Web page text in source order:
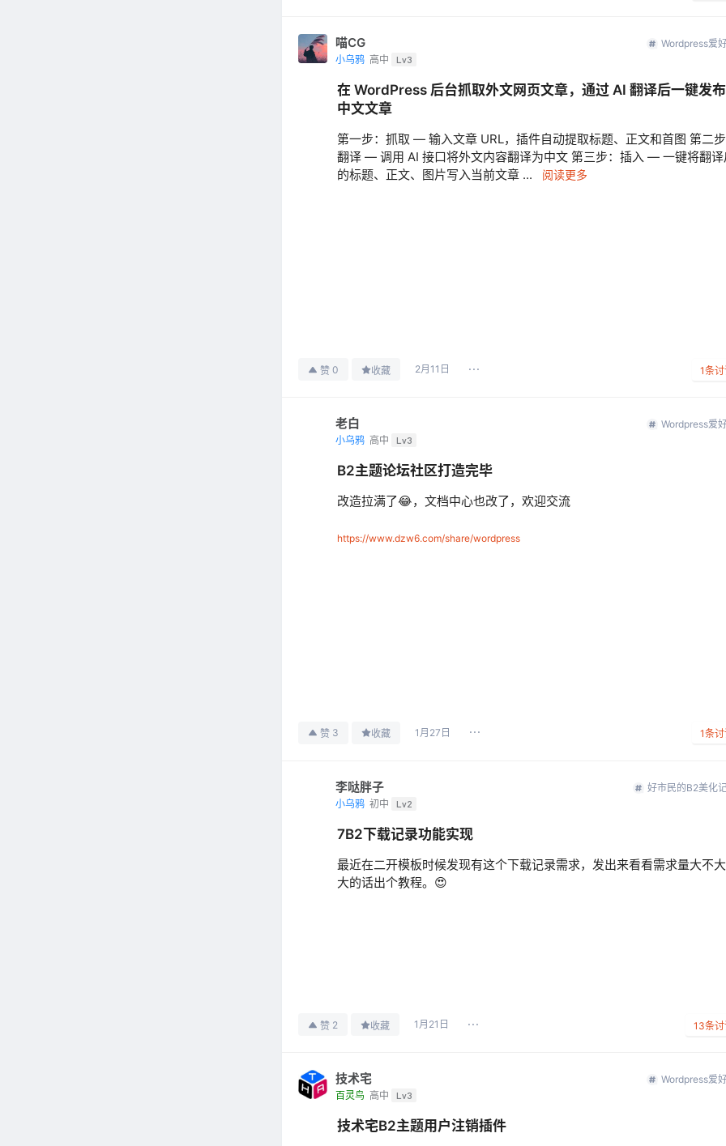
喵CG
小乌鸦 高中 Lv3
Wordpress爱
在 WordPress 后台抓取外文网页文章，通过 AI 翻译后一键发
中文文章
第一步：抓取 — 输入文章 URL，插件自动提取标题、正文和首图 第二
翻译 — 调用 AI 接口将外文内容翻译为中文 第三步：插入 — 一键将翻译
的标题、正文、图片写入当前文章 ...
阅读更多
赞 0 收藏 2月11日 1条
老白
小乌鸦 高中 Lv3
Wordpress爱
B2主题论坛社区打造完毕
改造拉满了😂，文档中心也改了，欢迎交流
https://www.dzw6.com/share/wordpress
赞 3 收藏 1月27日 1条
李哒胖子
小乌鸦 初中 Lv2
好市民的B2美化
7B2下载记录功能实现
最近在二开模板时候发现有这个下载记录需求，发出来看看需求量大不
大的话出个教程。😍
赞 2 收藏 1月21日 13条
技术宅
百灵鸟 高中 Lv3
Wordpress爱
技术宅B2主题用户注销插件